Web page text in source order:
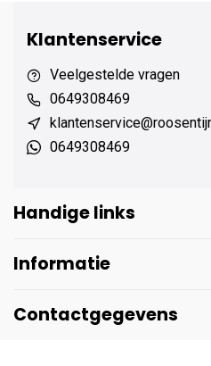
Klantenservice
Veelgestelde vragen
0649308469
0649308469
Handige links
Informatie
Contactgegevens